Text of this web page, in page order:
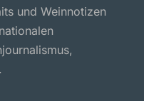
und Weinnotizen